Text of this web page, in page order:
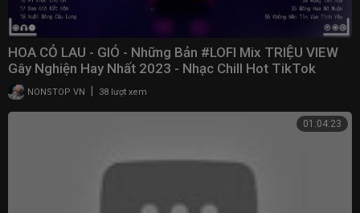
HOA CỎ LAU - GIÓ - Những Bản #LOFI Mix TRIỆU VIEW
Gây Nghiện Hay Nhất 2023 - Nhạc Chill Hot TikTok
NONSTOP VN 38 lượt xem
01:04:23